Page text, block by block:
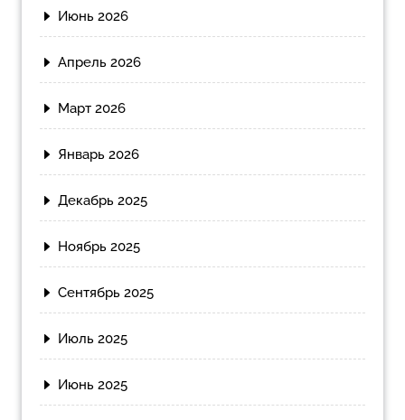
Июнь 2026
Апрель 2026
Март 2026
Январь 2026
Декабрь 2025
Ноябрь 2025
Сентябрь 2025
Июль 2025
Июнь 2025